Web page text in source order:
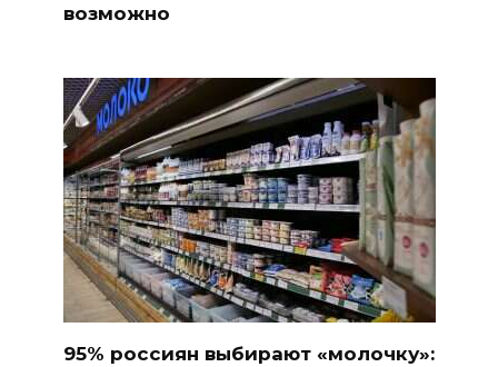
возможно
95% россиян выбирают «молочку»: